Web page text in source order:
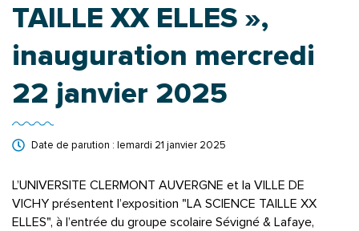
TAILLE XX ELLES »,
inauguration mercredi
22 janvier 2025
Date de parution : lemardi 21 janvier 2025
L’UNIVERSITE CLERMONT AUVERGNE et la VILLE DE
VICHY présentent l’exposition "LA SCIENCE TAILLE XX
ELLES", à l’entrée du groupe scolaire Sévigné & Lafaye,